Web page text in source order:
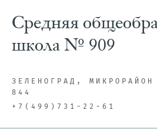
Средняя
школа № 909
ЗЕЛЕНОГРАД,
844
+7(499)731-22-61